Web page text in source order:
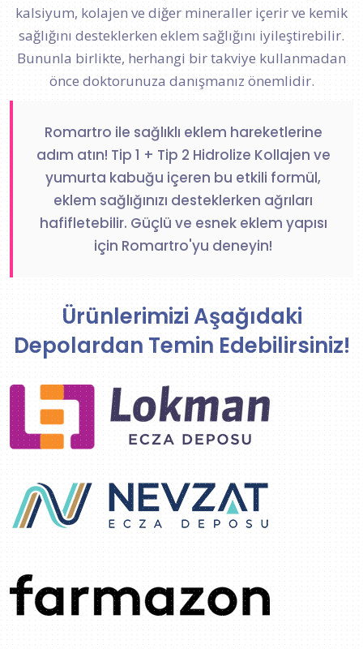
kalsiyum, kolajen ve diğer mineraller içerir ve kemik
sağlığını desteklerken eklem sağlığını iyileştirebilir.
Bununla birlikte, herhangi bir takviye kullanmadan
önce doktorunuza danışmanız önemlidir.
Romartro ile sağlıklı eklem hareketlerine
adım atın! Tip 1 + Tip 2 Hidrolize Kollajen ve
yumurta kabuğu içeren bu etkili formül,
eklem sağlığınızı desteklerken ağrıları
hafifletebilir. Güçlü ve esnek eklem yapısı
için Romartro'yu deneyin!
Ürünlerimizi Aşağıdaki
Depolardan Temin Edebilirsiniz!